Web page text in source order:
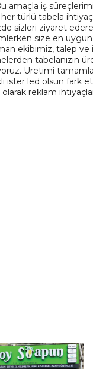
amaçla iş
türlü tabela
sizleri ziyaret
size en
ekibimiz, talep ve
tabelanızın
Üretimi
ister led olsun
olarak reklam